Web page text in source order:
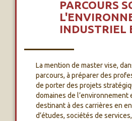
PARCOURS
INDUSTRIEL
La mention de master vise,
parcours, à préparer des
de porter des projets
domaines de l’environnement
destinant à des carrières en
d’études, sociétés de